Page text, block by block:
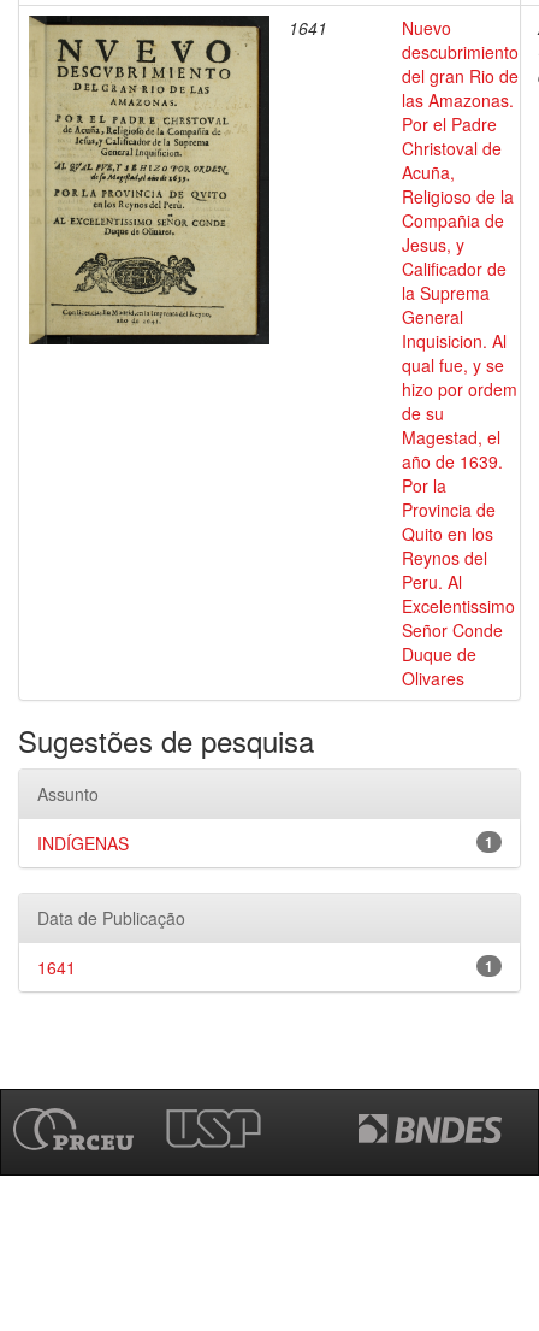
1641
Nuevo
descubrimiento
del gran Rio de
las Amazonas.
Por el Padre
Christoval de
Acuña,
Religioso de la
Compañia de
Jesus, y
Calificador de
la Suprema
General
Inquisicion. Al
qual fue, y se
hizo por ordem
de su
Magestad, el
año de 1639.
Por la
Provincia de
Quito en los
Reynos del
Peru. Al
Excelentissimo
Señor Conde
Duque de
Olivares
Sugestões de pesquisa
Assunto
1
INDÍGENAS
Data de Publicação
1
1641